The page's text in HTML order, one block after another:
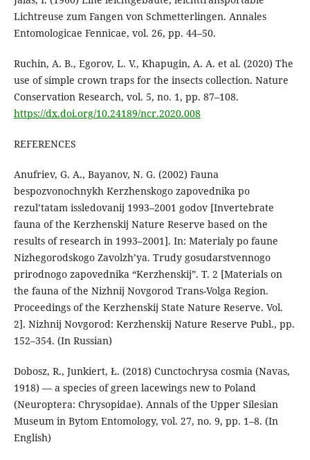
Lichtreuse zum Fangen von Schmetterlingen. Annales
Entomologicae Fennicae, vol. 26, pp. 44–50.
Ruchin, A. B., Egorov, L. V., Khapugin, A. A. et al. (2020) The
use of simple crown traps for the insects collection. Nature
Conservation Research, vol. 5, no. 1, pp. 87–108.
https://dx.doi.org/10.24189/ncr.2020.008
REFERENCES
Anufriev, G. A., Bayanov, N. G. (2002) Fauna
bespozvonochnykh Kerzhenskogo zapovednika po
rezul’tatam issledovanij 1993–2001 godov [Invertebrate
fauna of the Kerzhenskij Nature Reserve based on the
results of research in 1993–2001]. In: Materialy po faune
Nizhegorodskogo Zavolzh’ya. Trudy gosudarstvennogo
prirodnogo zapovednika “Kerzhenskij”. T. 2 [Materials on
the fauna of the Nizhnij Novgorod Trans-Volga Region.
Proceedings of the Kerzhenskij State Nature Reserve. Vol.
2]. Nizhnij Novgorod: Kerzhenskij Nature Reserve Publ., pp.
152–354. (In Russian)
Dobosz, R., Junkiert, Ł. (2018) Cunctochrysa cosmia (Navas,
1918) — a species of green lacewings new to Poland
(Neuroptera: Chrysopidae). Annals of the Upper Silesian
Museum in Bytom Entomology, vol. 27, no. 9, pp. 1–8. (In
English)